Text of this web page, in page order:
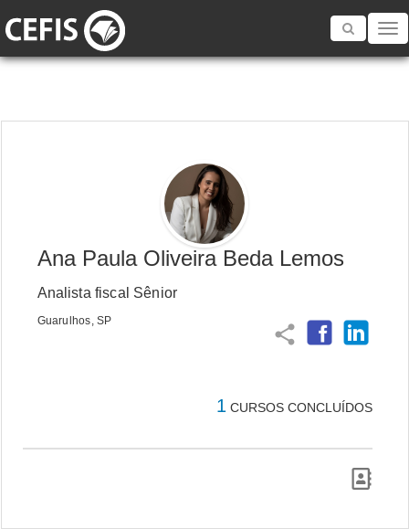
Toggle
Ana Paula Oliveira Beda Lemos
Analista fiscal Sênior
Guarulhos, SP
share
1 CURSOS CONCLUÍDOS